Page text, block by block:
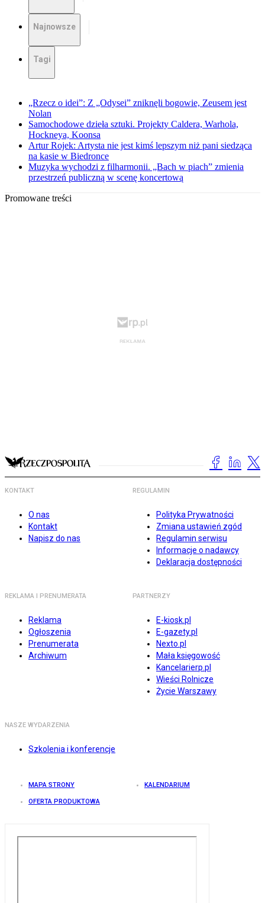
Najnowsze
Tagi
„Rzecz o idei”: Z „Odysei” zniknęli bogowie, Zeusem jest
Nolan
Samochodowe dzieła sztuki. Projekty Caldera, Warhola,
Hockneya, Koonsa
Artur Rojek: Artysta nie jest kimś lepszym niż pani siedząca
na kasie w Biedronce
Muzyka wychodzi z filharmonii. „Bach w piach” zmienia
przestrzeń publiczną w scenę koncertową
Promowane treści
KONTAKT
O nas
Kontakt
Napisz do nas
REGULAMIN
Polityka Prywatności
Zmiana ustawień zgód
Regulamin serwisu
Informacje o nadawcy
Deklaracja dostępności
REKLAMA I PRENUMERATA
Reklama
Ogłoszenia
Prenumerata
Archiwum
PARTNERZY
E-kiosk.pl
E-gazety.pl
Nexto.pl
Mała księgowość
Kancelarierp.pl
Wieści Rolnicze
Życie Warszawy
NASZE WYDARZENIA
Szkolenia i konferencje
MAPA STRONY KALENDARIUM
OFERTA PRODUKTOWA